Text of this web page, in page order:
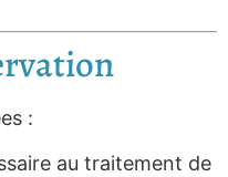
:
au traitement de